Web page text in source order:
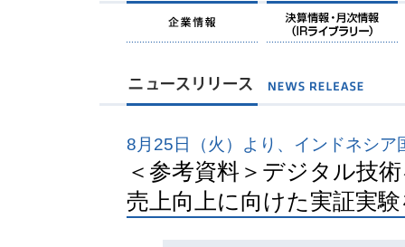
企業情報
8月25日（火）より、インドネシア
＜参考資料＞デジタル技
売上向上に向けた実証実